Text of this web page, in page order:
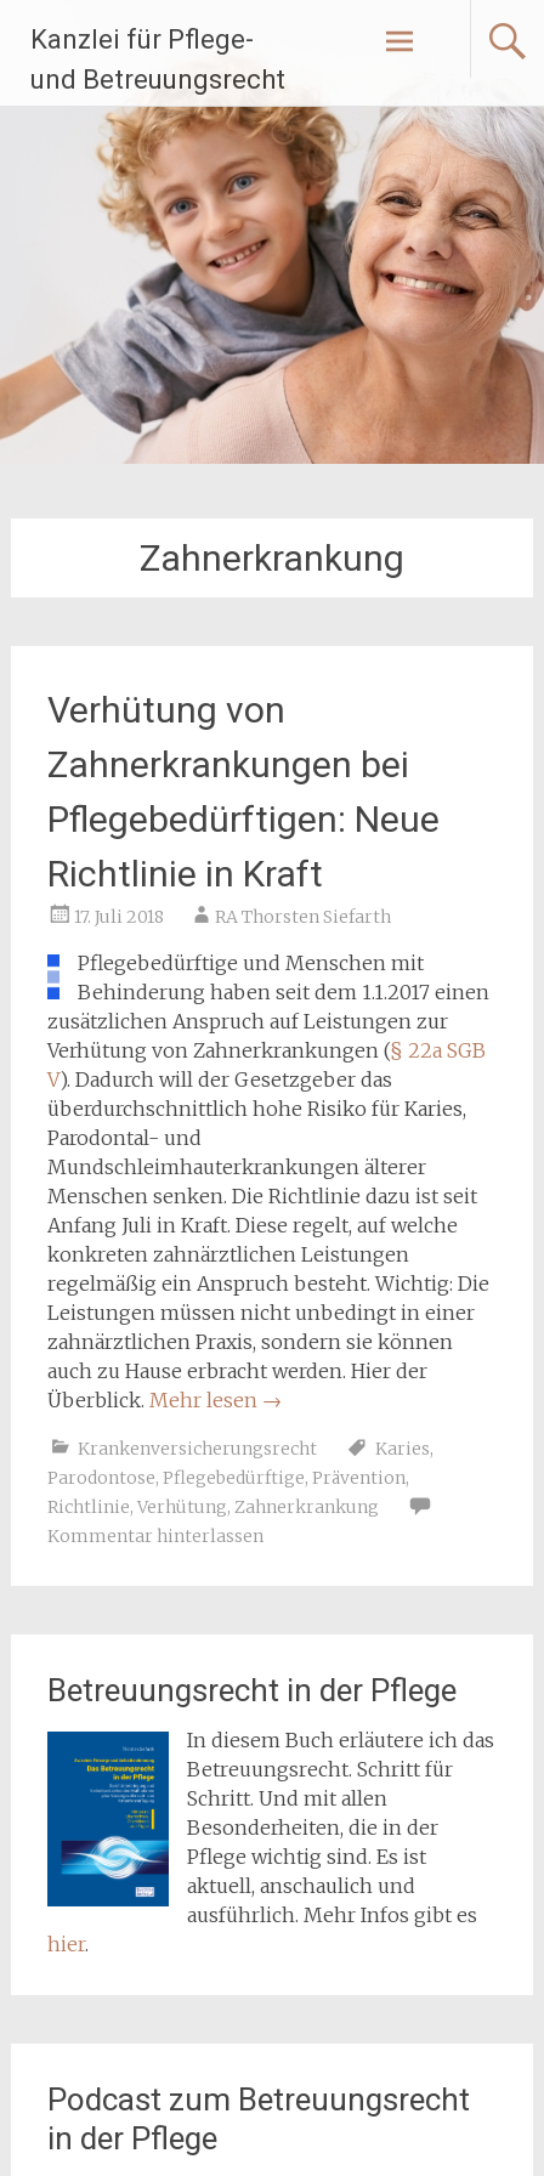
Inhalt
springen
Kanzlei für Pflege-
und Betreuungsrecht
Zahnerkrankung
Verhütung von
Zahnerkrankungen bei
Pflegebedürftigen: Neue
Richtlinie in Kraft
17. Juli 2018 RA Thorsten Siefarth
Pflegebedürftige und Menschen mit
Behinderung haben seit dem 1.1.2017 einen
zusätzlichen Anspruch auf Leistungen zur
Verhütung von Zahnerkrankungen (§ 22a SGB
V). Dadurch will der Gesetzgeber das
überdurchschnittlich hohe Risiko für Karies,
Parodontal- und
Mundschleimhauterkrankungen älterer
Menschen senken. Die Richtlinie dazu ist seit
Anfang Juli in Kraft. Diese regelt, auf welche
konkreten zahnärztlichen Leistungen
regelmäßig ein Anspruch besteht. Wichtig: Die
Leistungen müssen nicht unbedingt in einer
zahnärztlichen Praxis, sondern sie können
auch zu Hause erbracht werden. Hier der
Überblick. Mehr lesen →
Krankenversicherungsrecht Karies,
Parodontose, Pflegebedürftige, Prävention,
Richtlinie, Verhütung, Zahnerkrankung
Kommentar hinterlassen
Betreuungsrecht in der Pflege
In diesem Buch erläutere ich das
Betreuungsrecht. Schritt für
Schritt. Und mit allen
Besonderheiten, die in der
Pflege wichtig sind. Es ist
aktuell, anschaulich und
ausführlich. Mehr Infos gibt es
hier.
Podcast zum Betreuungsrecht
in der Pflege